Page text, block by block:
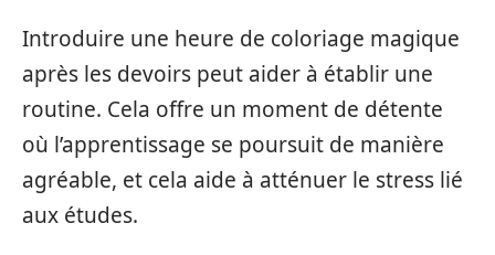
Introduire une heure de coloriage magique
après les devoirs peut aider à établir une
routine. Cela offre un moment de détente
où l’apprentissage se poursuit de manière
agréable, et cela aide à atténuer le stress lié
aux études.